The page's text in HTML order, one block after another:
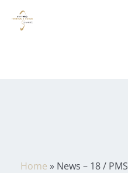
Home » News – 18 /